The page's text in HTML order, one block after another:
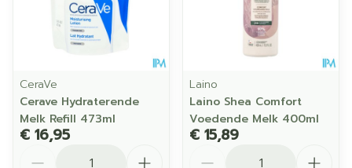
CeraVe
Cerave Hydraterende
Melk Refill 473ml
€ 16,95
Laino
Laino Shea Comfort
Voedende Melk 400ml
€ 15,89